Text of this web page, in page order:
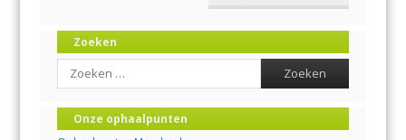
Zoeken
Search
Onze ophaalpunten